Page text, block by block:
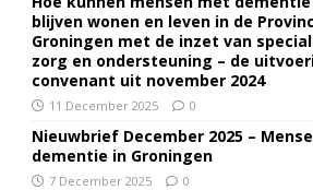
blijven wonen en leven in de
Groningen met de inzet van
zorg en ondersteuning – de
convenant uit november 2024
11 December 2025 0
Nieuwbrief December 2025 –
dementie in Groningen
7 December 2025 0